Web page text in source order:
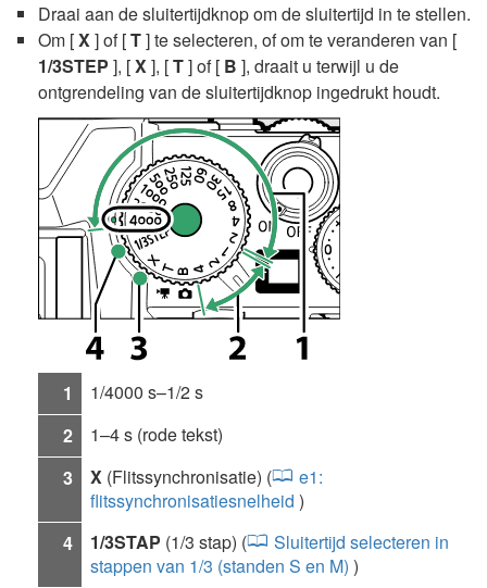
Draai aan de sluitertijdknop om de sluitertijd in te stellen.
Om [X] of [T] te selecteren, of om te veranderen van [
1/3STEP ], [X], [T] of [ B ], draait u terwijl u de
ontgrendeling van de sluitertijdknop ingedrukt houdt.
1
1/4000 s–1/2 s
2
1–4 s (rode tekst)
3
X (Flitssynchronisatie) (
e1:
flitssynchronisatiesnelheid )
4
1/3STAP (1/3 stap) (
Sluitertijd selecteren in
stappen van 1/3 (standen S en M) )